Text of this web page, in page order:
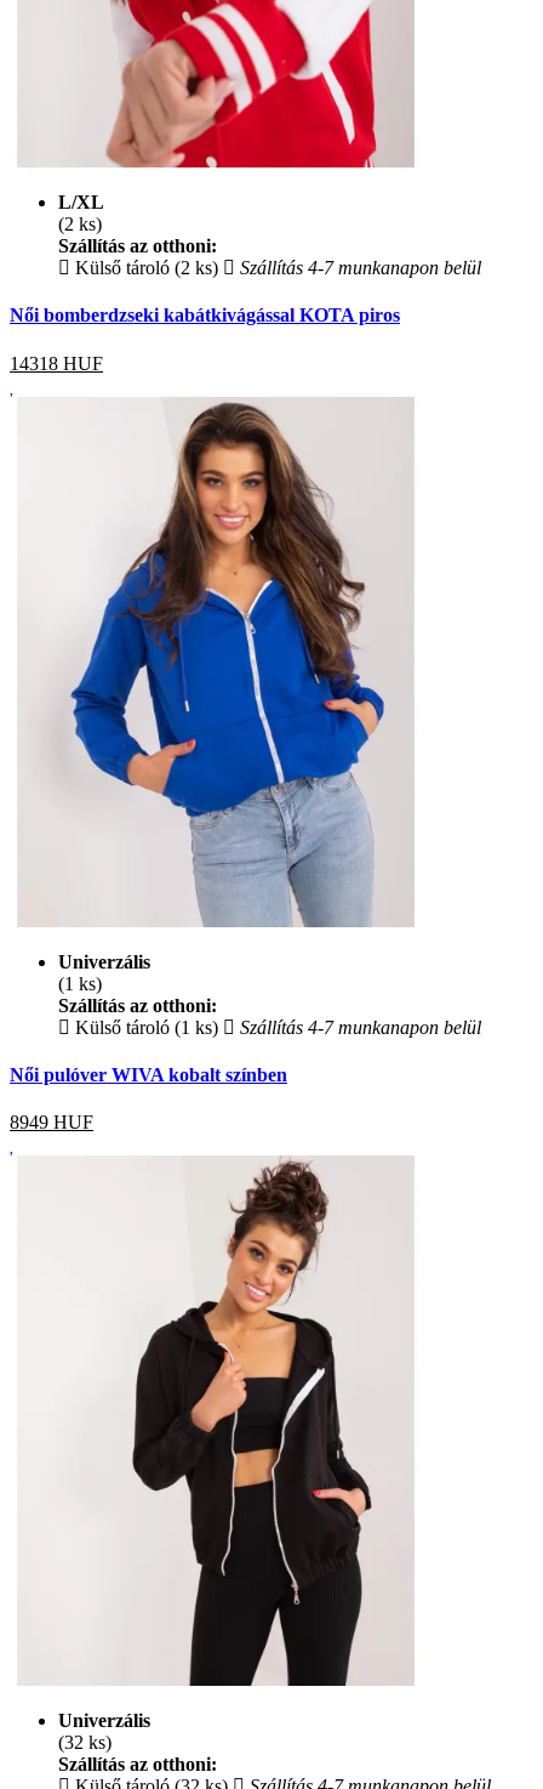
L/XL
(2 ks)
Szállítás az otthoni:
Külső tároló (2 ks)
Szállítás 4-7 munkanapon belül
Női bomberdzseki kabátkivágással KOTA piros
14318 HUF
Univerzális
(1 ks)
Szállítás az otthoni:
Külső tároló (1 ks)
Szállítás 4-7 munkanapon belül
Női pulóver WIVA kobalt színben
8949 HUF
Univerzális
(32 ks)
Szállítás az otthoni: